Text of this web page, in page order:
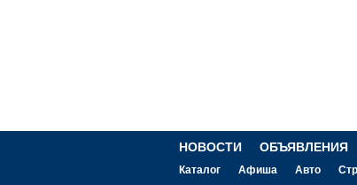
НОВОСТИ ОБЪЯВЛЕНИЯ
Каталог Афиша Авто